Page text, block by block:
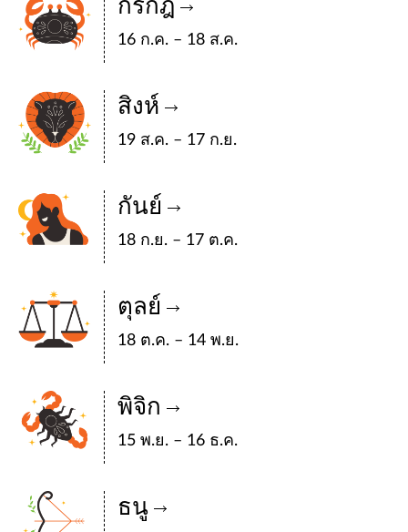
กรกฎ
16 ก.ค. – 18 ส.ค.
สิงห์
19 ส.ค. – 17 ก.ย.
กันย์
18 ก.ย. – 17 ต.ค.
ตุลย์
18 ต.ค. – 14 พ.ย.
พิจิก
15 พ.ย. – 16 ธ.ค.
ธนู